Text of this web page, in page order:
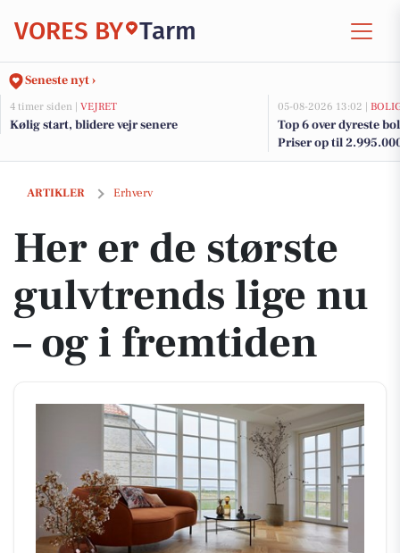
VORES BY Tarm
Seneste nyt ›
4 timer siden | VEJRET
Kølig start, blidere vejr senere
05-08-2026 13:02 |
Top 6 over dyreste
Priser op til
ARTIKLER Erhverv
Her er de største gulvtrends lige nu – og i fremtiden
Her er de største
gulvtrends lige nu
– og i fremtiden